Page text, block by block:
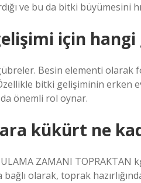
ve bu da bitki büyümesini
için hangi
Besin elementi olarak
bitki gelişiminin erken
önemli rol oynar.
kükürt ne
ZAMANI
olarak, toprak